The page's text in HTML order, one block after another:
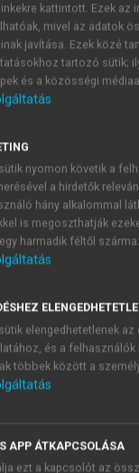
kattintott. Ezek
mivel az adatok
javítása. Ezek közé
tartozó sütik;
és a közösségi
nyomon követik a
a hirdetők
hány alkalommal
is megoszthatják
harmadik féltől
elengedhetetlenek
és a
többek között a
APP ÁTKAPCSOLÁSA
ezt a kapcsolót az